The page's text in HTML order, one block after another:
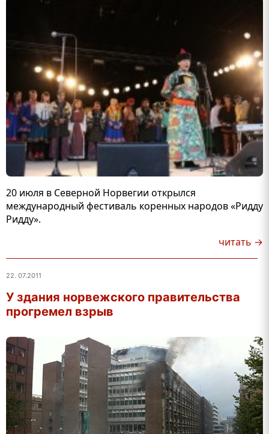
20 июля в Северной Норвегии открылся
международный фестиваль коренных народов «Ридду
Ридду».
читать →
22. 07.2011
У здания норвежского правительства
прогремел взрыв